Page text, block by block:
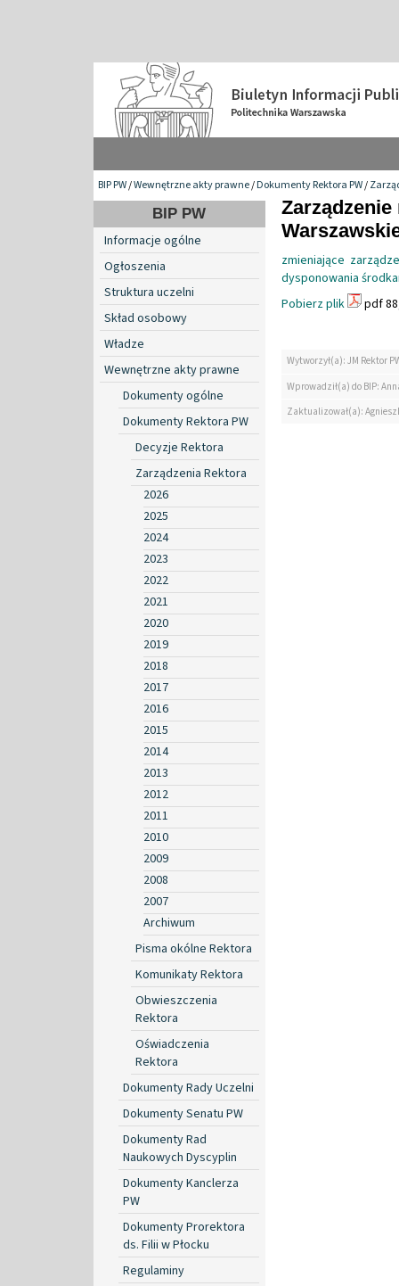
BIP PW/Wewnętrzne akty prawne/Dokumenty Rektora PW/
BIP PW
Informacje ogólne
Ogłoszenia
Struktura uczelni
Skład osobowy
Władze
Wewnętrzne akty prawne
Dokumenty ogólne
Dokumenty Rektora PW
Decyzje Rektora
Zarządzenia Rektora
2026
2025
2024
2023
2022
2021
2020
2019
2018
2017
2016
2015
2014
2013
2012
2011
2010
2009
2008
2007
Archiwum
Pisma okólne Rektora
Komunikaty Rektora
Obwieszczenia
Rektora
Oświadczenia
Rektora
Dokumenty Rady Uczelni
Dokumenty Senatu PW
Dokumenty Rad
Naukowych Dyscyplin
Dokumenty Kanclerza
PW
Dokumenty Prorektora
ds. Filii w Płocku
Regulaminy
zmieniające
dysponowania
Pobierz plik
pdf
Wytworzył(a): JM Rektor
Wprowadził(a) do BIP:
Zaktualizował(a):